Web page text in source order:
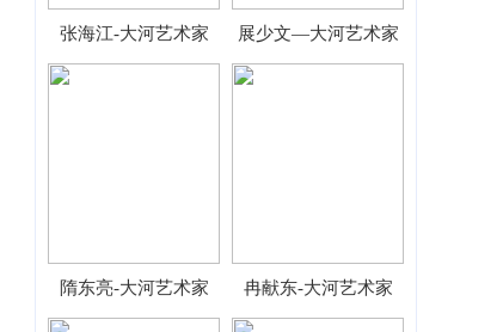
张海江-大河艺术家 展少文—大河艺术家
隋东亮-大河艺术家 冉献东-大河艺术家